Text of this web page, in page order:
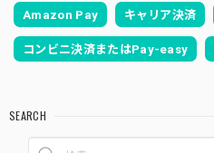
Amazon Pay キャリア決済
コンビニ決済またはPay-easy
SEARCH